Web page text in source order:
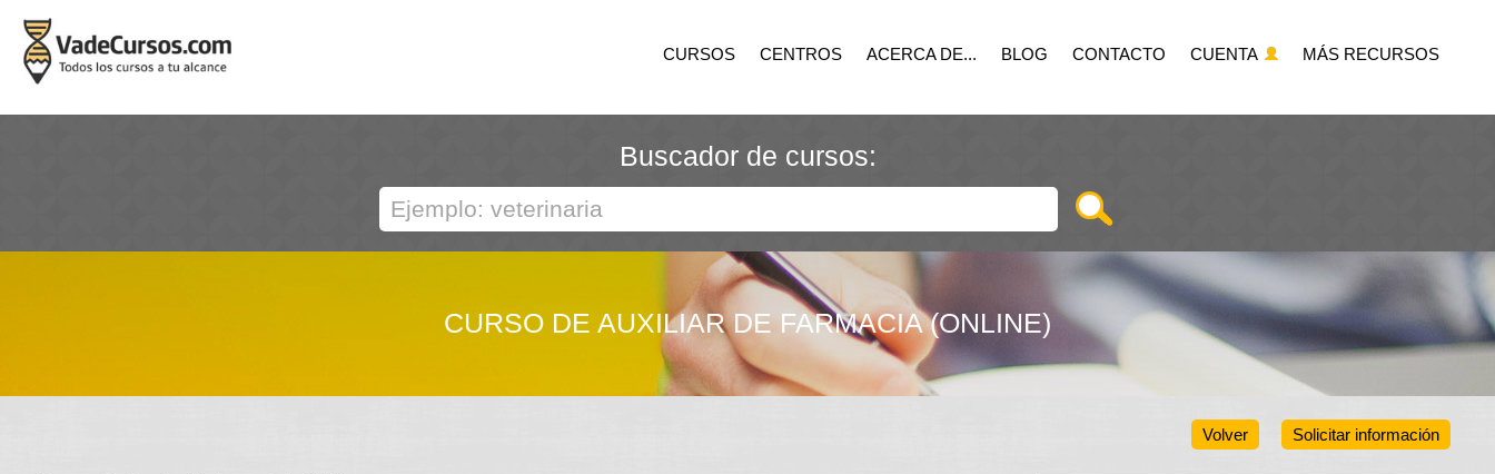
CURSOS CENTROS ACERCA DE... BLOG CONTACTO CUENTA MÁS RECURSOS
Buscador de cursos:
CURSO DE AUXILIAR DE FARMACIA (ONLINE)
Solicitar información
Volver